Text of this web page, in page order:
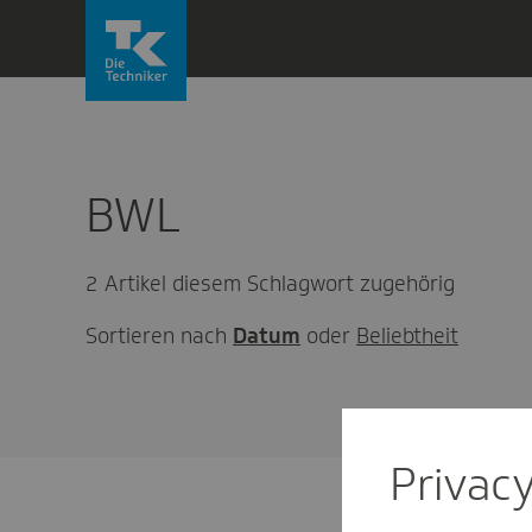
wechseln
BWL
2 Artikel diesem Schlagwort zugehörig
Sortieren nach Datum oder Beliebtheit